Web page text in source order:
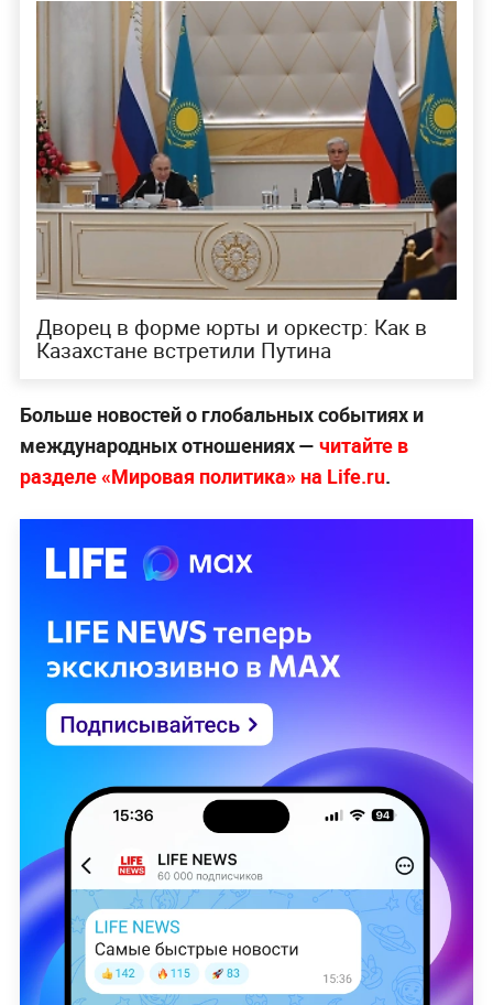
Дворец в форме юрты и оркестр: Как в
Казахстане встретили Путина
Больше новостей о глобальных событиях и
международных отношениях — читайте в
разделе «Мировая политика» на Life.ru.